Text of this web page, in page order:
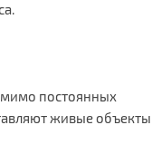
постоянных
живые объекты